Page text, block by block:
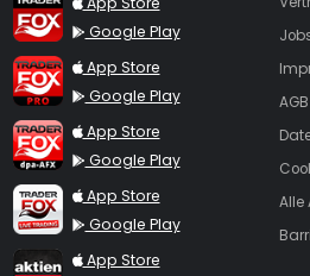
Google Play
TraderFox Pro
App Store
Google Play
TraderFox dpa-AFX ProFeed
App Store
Google Play
TraderFox Live Trading
App Store
Google Play
TraderFox aktien Magazin
App Store
AGB
Alle